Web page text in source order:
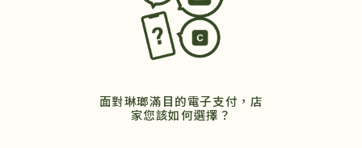
面對琳瑯滿目的電子支付，店
家您該如何選擇？